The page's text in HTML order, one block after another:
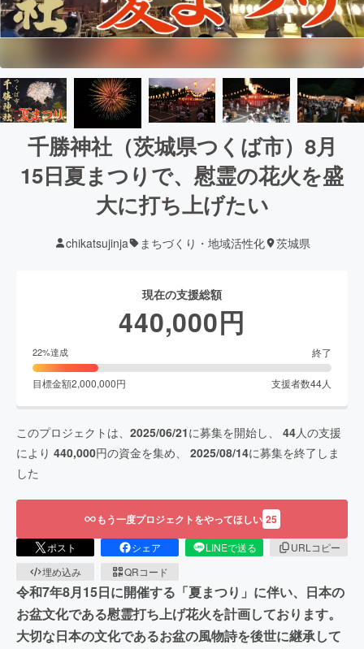
千勝神社（茨城県つくば市）8月
15日夏まつりで、慰霊の花火を盛
大に打ち上げたい
chikatsujinja まちづくり・地域活性化 茨城県
現在の支援総額
440,000円
22%達成 終了
目標金額2,000,000円 支援者数44人
このプロジェクトは、 2025/06/21に募集を開始し、 44人の支援
により 440,000円の資金を集め、 2025/08/14に募集を終了しま
した
もう一度プロジェクトをやってほしい 25
ポスト シェア LINEで送る
URLコピー
埋め込み
QRコード
令和7年8月15日に開催する「夏まつり」に伴い、日本の
お盆文化である慰霊打ち上げ花火を計画しております。
大切な日本の文化であるお盆の風物詩を後世に継承して